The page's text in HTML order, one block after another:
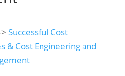
Successful Cost
& Cost Engineering and